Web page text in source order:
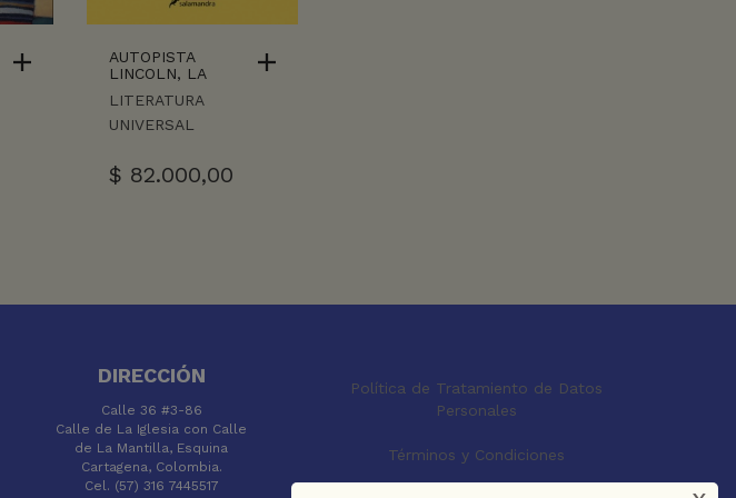
AUTOPISTA
LINCOLN, LA
LITERATURA
UNIVERSAL
$ 82.000,00
DIRECCIÓN
Calle 36 #3-86
Calle de La Iglesia con Calle
de La Mantilla, Esquina
Cartagena, Colombia.
Cel. (57) 316 7445517
Política de Tratamiento de Datos
Personales
Términos y Condiciones